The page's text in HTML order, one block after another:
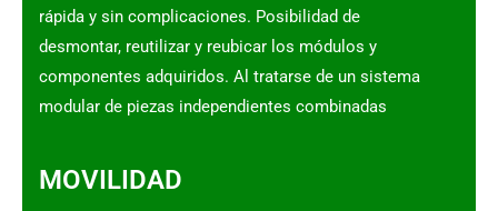
rápida y sin complicaciones. Posibilidad de
desmontar, reutilizar y reubicar los módulos y
componentes adquiridos. Al tratarse de un sistema
modular de piezas independientes combinadas
MOVILIDAD